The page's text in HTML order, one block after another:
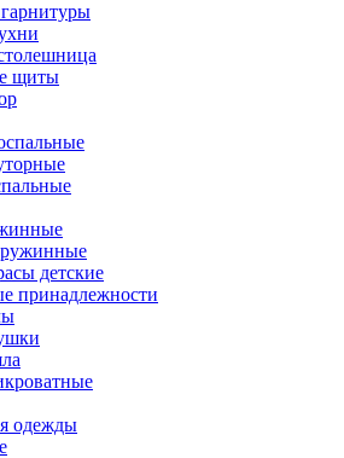
щиты
детские
принадлежности
одежды